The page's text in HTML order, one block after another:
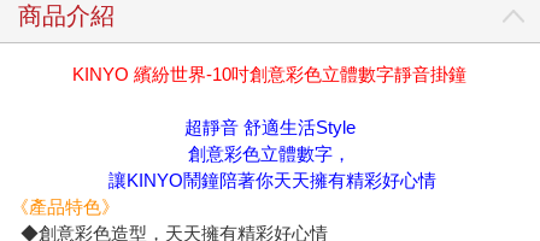
商品介紹
KINYO 繽紛世界-10吋創意彩色立體數字靜音掛鐘
超靜音 舒適生活Style
創意彩色立體數字，
讓KINYO鬧鐘陪著你天天擁有精彩好心情
《產品特色》
◆創意彩色造型，天天擁有精彩好心情